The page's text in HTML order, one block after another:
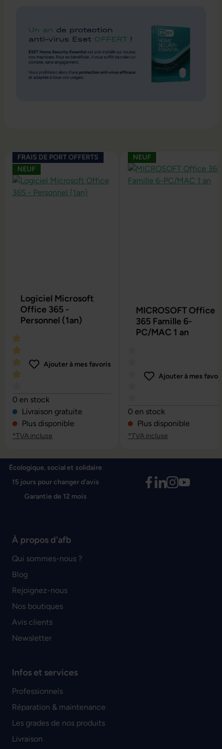
Ignorer la galerie de produits
FRAIS DE PORT OFFERTS
NEUF
Logiciel Microsoft
Office 365 -
Personnel (1an)
Note moyenne de 4 sur 5 étoiles
Ajouter à mes favoris
0 en stock
Livraison gratuite
Plus disponible
*TVA incluse
NEUF
MICROSOFT Office
365 Famille 6-
PC/MAC 1 an
Note moyenne de 0 sur 5
Ajouter à mes
0 en stock
Plus disponible
*TVA incluse
Écologique, social et solidaire
15 jours pour changer d'avis
Garantie de 12 mois
À propos d'afb
Qui sommes-nous ?
Blog
Rejoignez-nous
Nos boutiques
Avis clients
Newsletter
Infos et services
Professionnels
Réparation & maintenance
Les grades de nos produits
Livraison